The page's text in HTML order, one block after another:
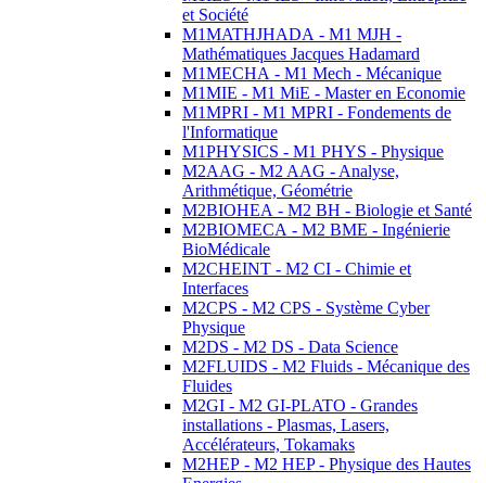
et Société
M1MATHJHADA - M1 MJH -
Mathématiques Jacques Hadamard
M1MECHA - M1 Mech - Mécanique
M1MIE - M1 MiE - Master en Economie
M1MPRI - M1 MPRI - Fondements de
l'Informatique
M1PHYSICS - M1 PHYS - Physique
M2AAG - M2 AAG - Analyse,
Arithmétique, Géométrie
M2BIOHEA - M2 BH - Biologie et Santé
M2BIOMECA - M2 BME - Ingénierie
BioMédicale
M2CHEINT - M2 CI - Chimie et
Interfaces
M2CPS - M2 CPS - Système Cyber
Physique
M2DS - M2 DS - Data Science
M2FLUIDS - M2 Fluids - Mécanique des
Fluides
M2GI - M2 GI-PLATO - Grandes
installations - Plasmas, Lasers,
Accélérateurs, Tokamaks
M2HEP - M2 HEP - Physique des Hautes